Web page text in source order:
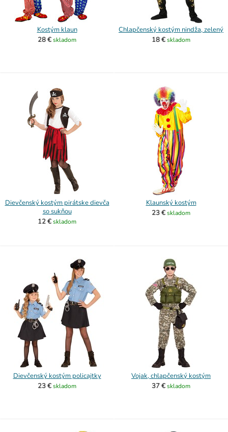
Kostým klaun
28 €skladom
Chlapčenský kostým nindža, zelený
18 €skladom
Dievčenský kostým pirátske dievča
so sukňou
12 €skladom
Klaunský kostým
23 €skladom
Dievčenský kostým policajtky
23 €skladom
Vojak, chlapčenský kostým
37 €skladom